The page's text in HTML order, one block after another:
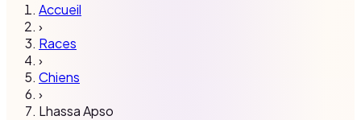
Accueil
›
Races
›
Chiens
›
Lhassa Apso